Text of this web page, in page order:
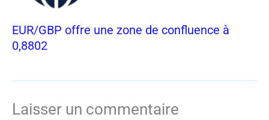
EUR/GBP offre une zone de confluence à
0,8802
Laisser un commentaire